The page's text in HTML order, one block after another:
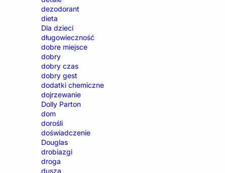
dezodorant
dieta
Dla dzieci
długowieczność
dobre miejsce
dobry
dobry czas
dobry gest
dodatki chemiczne
dojrzewanie
Dolly Parton
dom
dorośli
doświadczenie
Douglas
drobiazgi
droga
dusza